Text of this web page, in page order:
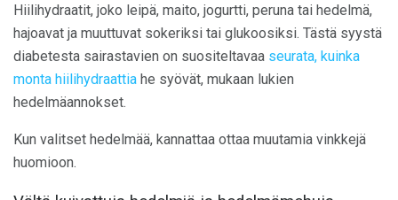
Hiilihydraatit, joko leipä, maito, jogurtti, peruna tai hedelmä,
hajoavat ja muuttuvat sokeriksi tai glukoosiksi. Tästä syystä
diabetesta sairastavien on suositeltavaa seurata, kuinka
monta hiilihydraattia he syövät, mukaan lukien
hedelmäannokset.
Kun valitset hedelmää, kannattaa ottaa muutamia vinkkejä
huomioon.